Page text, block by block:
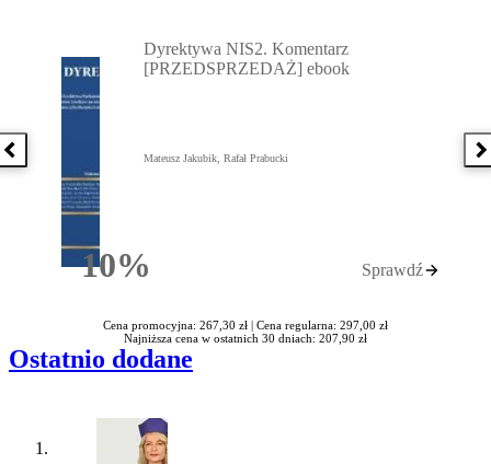
Poprzednia książka
10%Rabatu
Dyrektywa NIS2. Komentarz
[PRZEDSPRZEDAŻ] ebook
Mateusz Jakubik, Rafał Prabucki
Sprawdź
Cena promocyjna: 267,30 zł | Cena regularna: 297,00 zł
Najniższa cena w ostatnich 30 dniach: 207,90 zł
Ostatnio dodane